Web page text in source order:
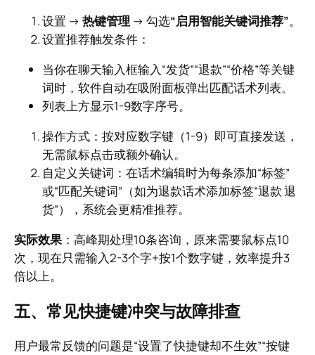
设置 → 热键管理 → 勾选“启用智能关键词推荐”。
设置推荐触发条件：
当你在聊天输入框输入“发货”“退款”“价格”等关键
词时，软件自动在吸附面板弹出匹配话术列表。
列表上方显示1-9数字序号。
操作方式：按对应数字键（1-9）即可直接发送，
无需鼠标点击或额外确认。
自定义关键词：在话术编辑时为每条添加“标签”
或“匹配关键词”（如为退款话术添加标签“退款 退
货”），系统会更精准推荐。
实际效果 ：高峰期处理10条咨询，原来需要鼠标点10
次，现在只需输入2-3个字+按1个数字键，效率提升3
倍以上。
五、常见快捷键冲突与故障排查
用户最常反馈的问题是“设置了快捷键却不生效”“按键